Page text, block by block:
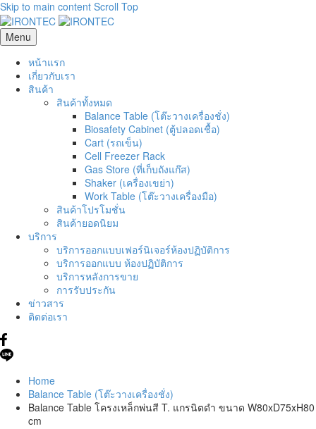
Skip to main content Scroll Top
Menu
หน้าแรก
เกี่ยวกับเรา
สินค้า
สินค้าทั้งหมด
Balance Table (โต๊ะวางเครื่องชั่ง)
Biosafety Cabinet (ตู้ปลอดเชื้อ)
Cart (รถเข็น)
Cell Freezer Rack
Gas Store (ที่เก็บถังแก๊ส)
Shaker (เครื่องเขย่า)
Work Table (โต๊ะวางเครื่องมือ)
สินค้าโปรโมชั่น
สินค้ายอดนิยม
บริการ
บริการออกแบบเฟอร์นิเจอร์ห้องปฏิบัติการ
บริการออกแบบ ห้องปฏิบัติการ
บริการหลังการขาย
การรับประกัน
ข่าวสาร
ติดต่อเรา
Home
Balance Table (โต๊ะวางเครื่องชั่ง)
Balance Table โครงเหล็กพ่นสี T. แกรนิตดำ ขนาด W80xD75xH80
cm